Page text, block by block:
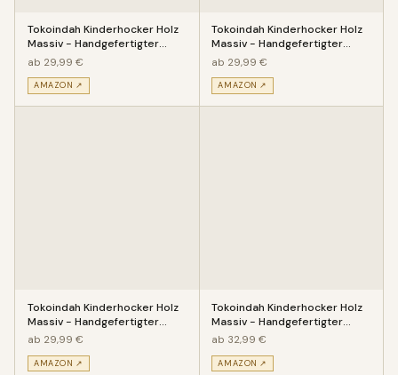
Tokoindah Kinderhocker Holz
Massiv - Handgefertigter
Kinderstuhl mit eingeschitz
ab 29,99 €
AMAZON ↗
Tokoindah Kinderhocker Holz
Massiv - Handgefertigter
Kinderstuhl mit eingeschitz
ab 29,99 €
AMAZON ↗
Tokoindah Kinderhocker Holz
Massiv - Handgefertigter
Kinderstuhl mit eingeschitz
ab 29,99 €
AMAZON ↗
Tokoindah Kinderhocker Holz
Massiv - Handgefertigter
Kinderstuhl mit eingeschitz
ab 32,99 €
AMAZON ↗